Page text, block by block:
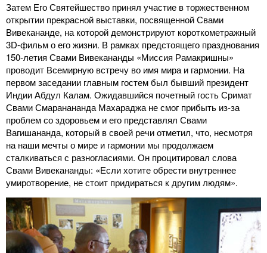
Затем Его Святейшество принял участие в торжественном
открытии прекрасной выставки, посвященной Свами
Вивекананде, на которой демонстрируют короткометражный
3D-фильм о его жизни. В рамках предстоящего празднования
150-летия Свами Вивекананды «Миссия Рамакришны»
проводит Всемирную встречу во имя мира и гармонии. На
первом заседании главным гостем был бывший президент
Индии Абдул Калам. Ожидавшийся почетный гость Сримат
Свами Смаранананда Махараджа не смог прибыть из-за
проблем со здоровьем и его представлял Свами
Вагишананда, который в своей речи отметил, что, несмотря
на наши мечты о мире и гармонии мы продолжаем
сталкиваться с разногласиями. Он процитировал слова
Свами Вивекананды: «Если хотите обрести внутреннее
умиротворение, не стоит придираться к другим людям».